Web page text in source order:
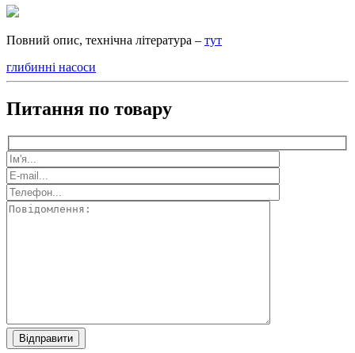
Повний опис, технічна література – тут
глибинні насоси
Питання по товару